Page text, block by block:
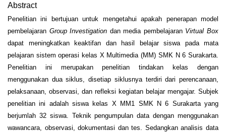
Abstract
Penelitian ini bertujuan untuk mengetahui apakah penerapan model
pembelajaran Group Investigation dan media pembelajaran Virtual Box
dapat meningkatkan keaktifan dan hasil belajar siswa pada mata
pelajaran sistem operasi kelas X Multimedia (MM) SMK N 6 Surakarta.
Penelitian ini merupakan penelitian tindakan kelas dengan
menggunakan dua siklus, disetiap siklusnya terdiri dari perencanaan,
pelaksanaan, observasi, dan refleksi kegiatan belajar mengajar. Subjek
penelitian ini adalah siswa kelas X MM1 SMK N 6 Surakarta yang
berjumlah 32 siswa. Teknik pengumpulan data dengan menggunakan
wawancara, observasi, dokumentasi dan tes. Sedangkan analisis data